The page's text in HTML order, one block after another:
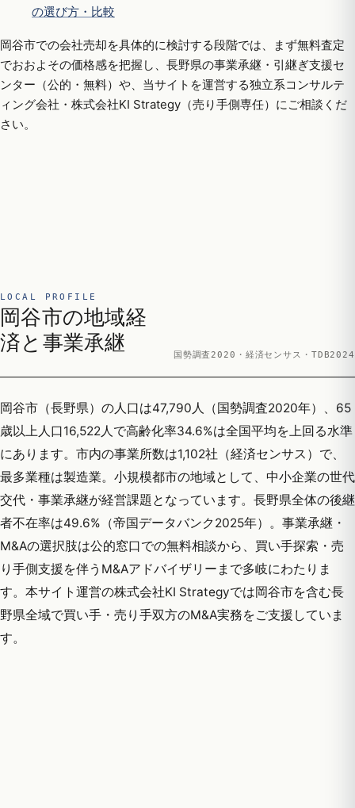
の選び方・比較
岡谷市での会社売却を具体的に検討する段階では、まず無料査定
でおおよその価格感を把握し、長野県の事業承継・引継ぎ支援セ
ンター（公的・無料）や、当サイトを運営する独立系コンサルテ
ィング会社・株式会社KI Strategy（売り手側専任）にご相談くだ
さい。
LOCAL PROFILE
岡谷市の地域経
済と事業承継
国勢調査2020・経済センサス・TDB2024
岡谷市（長野県）の人口は47,790人（国勢調査2020年）、65
歳以上人口16,522人で高齢化率34.6%は全国平均を上回る水準
にあります。市内の事業所数は1,102社（経済センサス）で、
最多業種は製造業。小規模都市の地域として、中小企業の世代
交代・事業承継が経営課題となっています。長野県全体の後継
者不在率は49.6%（帝国データバンク2025年）。事業承継・
M&Aの選択肢は公的窓口での無料相談から、買い手探索・売
り手側支援を伴うM&Aアドバイザリーまで多岐にわたりま
す。本サイト運営の株式会社KI Strategyでは岡谷市を含む長
野県全域で買い手・売り手双方のM&A実務をご支援していま
す。